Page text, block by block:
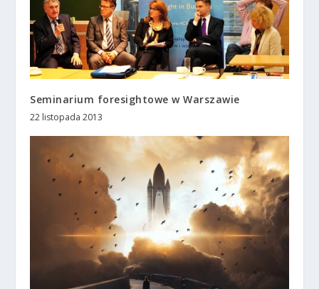
Seminarium foresightowe w Warszawie
22 listopada 2013